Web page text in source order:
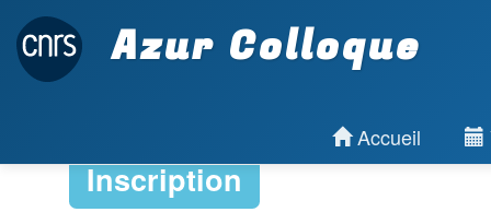
Azur Colloque
Accueil
Inscription